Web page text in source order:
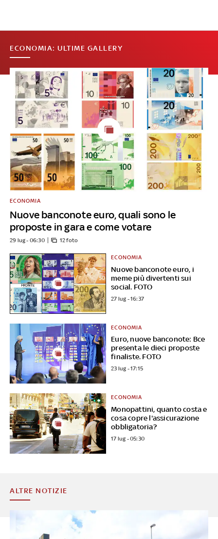
ECONOMIA: ULTIME GALLERY
Nuove banconote euro, quali sono le
proposte in gara e come votare
ECONOMIA
29 lug - 06:30 12 foto
Nuove banconote euro, i
meme più divertenti sui
social. FOTO
ECONOMIA
27 lug - 16:37
Euro, nuove banconote: Bce
presenta le dieci proposte
finaliste. FOTO
ECONOMIA
23 lug - 17:15
Monopattini, quanto costa e
cosa copre l'assicurazione
obbligatoria?
ECONOMIA
17 lug - 05:30
ALTRE NOTIZIE